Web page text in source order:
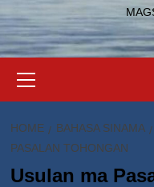
Menu
HOME BAHASA SINAMA
PASALAN TOHONGAN
Usulan ma